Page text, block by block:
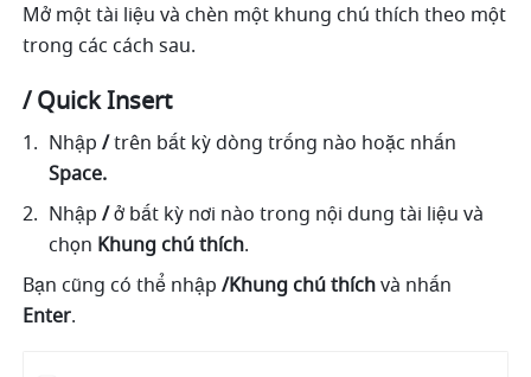
Mở một tài liệu và chèn một khung chú thích theo một
trong các cách sau.
/ Quick Insert
Nhập / trên bất kỳ dòng trống nào hoặc nhấn
Space.
Nhập / ở bất kỳ nơi nào trong nội dung tài liệu và
chọn Khung chú thích.
Bạn cũng có thể nhập /Khung chú thích
Enter.